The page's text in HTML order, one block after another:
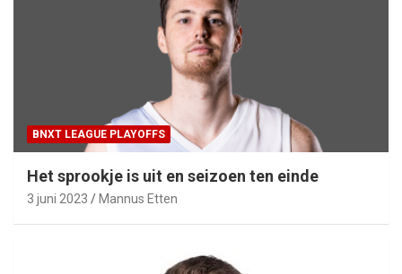
BNXT LEAGUE PLAYOFFS
Het sprookje is uit en seizoen ten einde
3 juni 2023 Mannus Etten